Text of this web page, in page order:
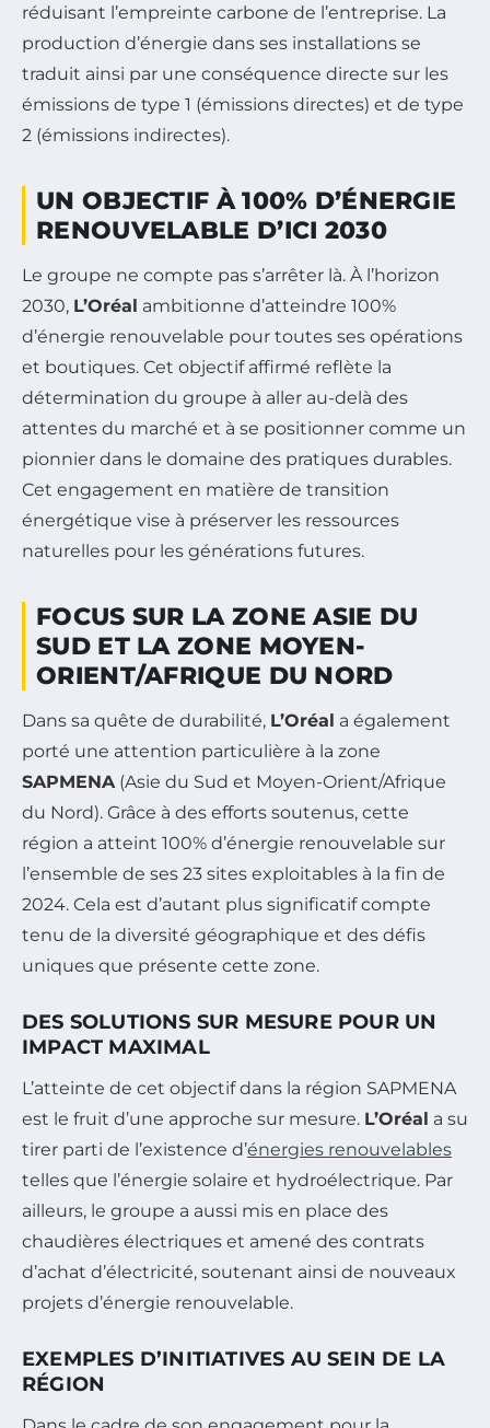
réduisant l’empreinte carbone de l’entreprise. La
production d’énergie dans ses installations se
traduit ainsi par une conséquence directe sur les
émissions de type 1 (émissions directes) et de type
2 (émissions indirectes).
UN OBJECTIF À 100% D’ÉNERGIE
RENOUVELABLE D’ICI 2030
Le groupe ne compte pas s’arrêter là. À l’horizon
2030, L’Oréal ambitionne d’atteindre 100%
d’énergie renouvelable pour toutes ses opérations
et boutiques. Cet objectif affirmé reflète la
détermination du groupe à aller au-delà des
attentes du marché et à se positionner comme un
pionnier dans le domaine des pratiques durables.
Cet engagement en matière de transition
énergétique vise à préserver les ressources
naturelles pour les générations futures.
FOCUS SUR LA ZONE ASIE DU
SUD ET LA ZONE MOYEN-
ORIENT/AFRIQUE DU NORD
Dans sa quête de durabilité, L’Oréal a également
porté une attention particulière à la zone
SAPMENA(Asie du Sud et Moyen-Orient/Afrique
du Nord). Grâce à des efforts soutenus, cette
région a atteint 100% d’énergie renouvelable sur
l’ensemble de ses 23 sites exploitables à la fin de
2024. Cela est d’autant plus significatif compte
tenu de la diversité géographique et des défis
uniques que présente cette zone.
DES SOLUTIONS SUR MESURE POUR UN
IMPACT MAXIMAL
L’atteinte de cet objectif dans la région SAPMENA
est le fruit d’une approche sur mesure. L’Oréal a su
tirer parti de l’existence d’énergies renouvelables
telles que l’énergie solaire et hydroélectrique. Par
ailleurs, le groupe a aussi mis en place des
chaudières électriques et amené des contrats
d’achat d’électricité, soutenant ainsi de nouveaux
projets d’énergie renouvelable.
EXEMPLES D’INITIATIVES AU SEIN DE LA
RÉGION